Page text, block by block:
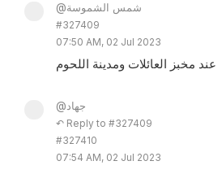
@شمس الشموسة
#327409
07:50 AM, 02 Jul 2023
عند مخبز العائلات ومدينة اللحوم
@جهاد
↶ Reply to #327409
#327410
07:54 AM, 02 Jul 2023